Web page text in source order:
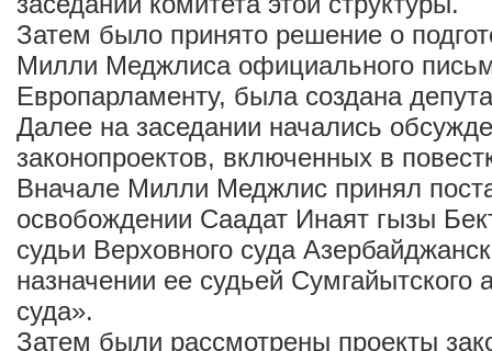
Затем было принято решение о
Милли Меджлиса официального
Европарламенту, была создана
Далее на заседании начались
законопроектов, включенных в
Вначале Милли Меджлис принял
освобождении Саадат Инаят гызы
судьи Верховного суда
назначении ее судьей Сумгайытского
суда».
Затем были рассмотрены проекты